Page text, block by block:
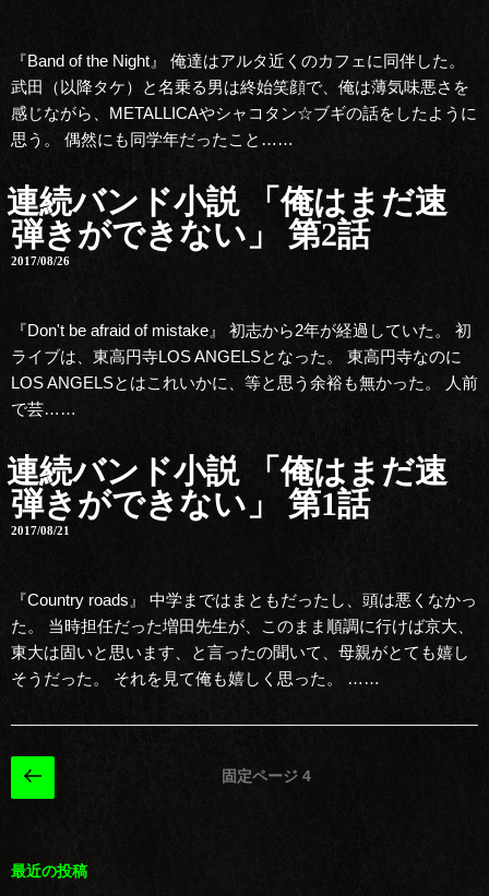
『Band of the Night』 俺達はアルタ近くのカフェに同伴した。
武田（以降タケ）と名乗る男は終始笑顔で、俺は薄気味悪さを
感じながら、METALLICAやシャコタン☆ブギの話をしたように
思う。 偶然にも同学年だったこと……
連続バンド小説 「俺はまだ速
弾きができない」 第2話
2017/08/26
『Don't be afraid of mistake』 初志から2年が経過していた。 初
ライブは、東高円寺LOS ANGELSとなった。 東高円寺なのに
LOS ANGELSとはこれいかに、等と思う余裕も無かった。 人前
で芸……
連続バンド小説 「俺はまだ速
弾きができない」 第1話
2017/08/21
『Country roads』 中学まではまともだったし、頭は悪くなかっ
た。 当時担任だった増田先生が、このまま順調に行けば京大、
東大は固いと思います、と言ったの聞いて、母親がとても嬉し
そうだった。 それを見て俺も嬉しく思った。 ……
投
稿
ビ
の
ジ
固定ページ 4
最近の投稿